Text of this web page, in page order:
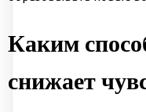
Каким
снижает